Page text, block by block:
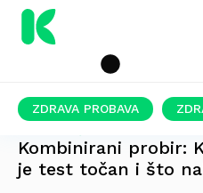
ZDRAVA PROBAVA
Kombinirani probir:
je test točan i što